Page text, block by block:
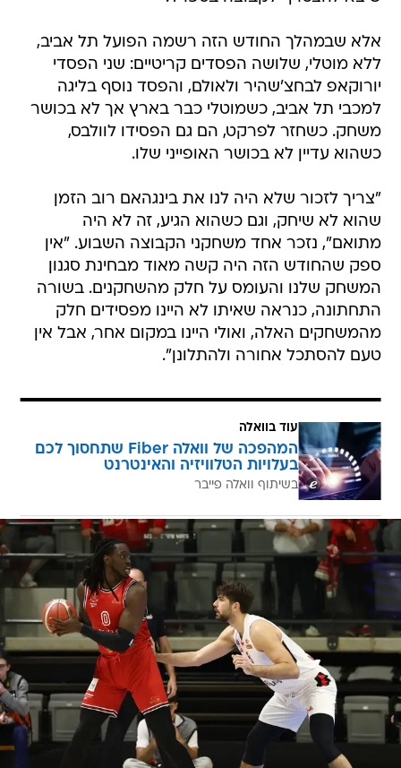
אלא שבמהלך החודש הזה רשמה הפועל תל אביב,
ללא מוטלי, שלושה הפסדים קריטיים: שני הפסדי
יורוקאפ לבחצ'שהיר ולאולם, והפסד נוסף בליגה
למכבי תל אביב, כשמוטלי כבר בארץ אך לא בכושר
משחק. כשחזר לפרקט, הם גם הפסידו לוולבס,
כשהוא עדיין לא בכושר האופייני שלו.
"צריך לזכור שלא היה לנו את בינגהאם רוב הזמן
שהוא לא שיחק, וגם כשהוא הגיע, זה לא היה
מתואם", נזכר אחד משחקני הקבוצה השבוע. "אין
ספק שהחודש הזה היה קשה מאוד מבחינת סגנון
המשחק שלנו והעומס על חלק מהשחקנים. בשורה
התחתונה, כנראה שאיתו לא היינו מפסידים חלק
מהמשחקים האלה, ואולי היינו במקום אחר, אבל אין
טעם להסתכל אחורה ולהתלונן".
עוד בוואלה
המהפכה של וואלה Fiber שתחסוך לכם
בעלויות הטלוויזיה והאינטרנט
בשיתוף וואלה פייבר